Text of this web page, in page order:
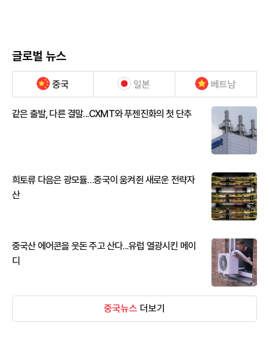
글로벌 뉴스
중국 일본 베트남
같은 출발, 다른 결말...CXMT와 푸젠진화의 첫 단추
희토류 다음은 광모듈…중국이 움켜쥔 새로운 전략자
산
중국산 에어콘을 웃돈 주고 산다...유럽 열광시킨 메이
디
중국뉴스 더보기